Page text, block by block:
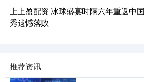
上上盈配资 冰球盛宴时隔六年重返中
秀遗憾落败
推荐资讯